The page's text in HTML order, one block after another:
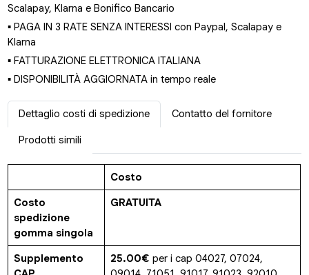
Scalapay, Klarna e Bonifico Bancario
▪ PAGA IN 3 RATE SENZA INTERESSI con Paypal, Scalapay e
Klarna
▪ FATTURAZIONE ELETTRONICA ITALIANA
▪ DISPONIBILITÀ AGGIORNATA in tempo reale
Dettaglio costi di spedizione Contatto del fornitore
Prodotti simili
Costo
Costo
spedizione
gomma singola
GRATUITA
Supplemento
25.00€ per i cap 04027, 07024,